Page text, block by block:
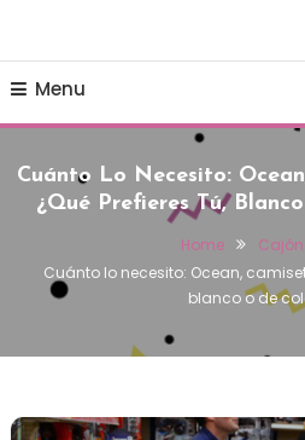
Menu
Cuánto Lo Necesito:
¿qué Prefieres Tú,
Home
Cuánto lo necesito: Ocean,
blanco o de